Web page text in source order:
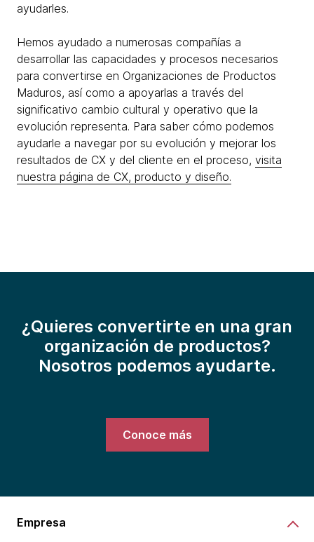
ayudarles.
Hemos ayudado a numerosas compañías a
desarrollar las capacidades y procesos necesarios
para convertirse en Organizaciones de Productos
Maduros, así como a apoyarlas a través del
significativo cambio cultural y operativo que la
evolución representa. Para saber cómo podemos
ayudarle a navegar por su evolución y mejorar los
resultados de CX y del cliente en el proceso, visita
nuestra página de CX, producto y diseño.
¿Quieres convertirte en una gran
organización de productos?
Nosotros podemos ayudarte.
Conoce más
Empresa